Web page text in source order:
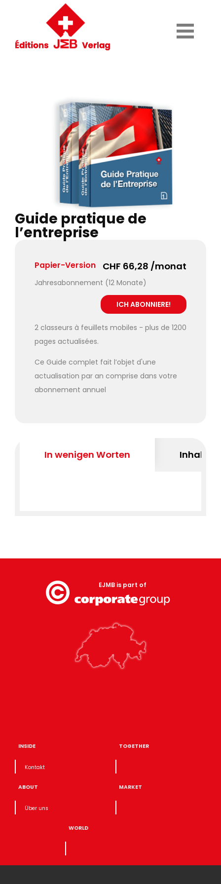
Guide pratique de
l’entreprise
Papier-Version CHF 66,28 /monat
Jahresabonnement (12 Monate)
2 classeurs à feuillets mobiles - plus de 1200
pages actualisées.
Ce Guide complet fait l’objet d'une
actualisation par an comprise dans votre
abonnement annuel
In wenigen Worten
EJMB is part of
INSIDE
Kontakt
TOGETHER
ABOUT
Über uns
MARKET
WORLD